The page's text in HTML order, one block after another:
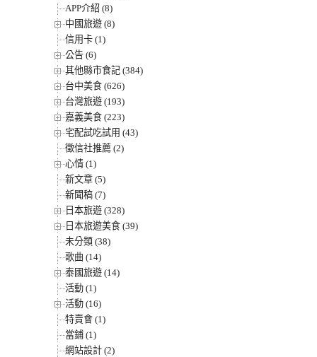
APP介紹 (8)
中國旅遊 (8)
信用卡 (1)
公告 (6)
其他縣市食記 (384)
台中美食 (626)
台灣旅遊 (193)
嘉義美食 (223)
宅配試吃試用 (43)
徵信社推薦 (2)
心情 (1)
新文章 (5)
新聞稿 (7)
日本旅遊 (328)
日本旅遊美食 (39)
未分類 (38)
歌曲 (14)
泰國旅遊 (14)
活動 (1)
活動 (16)
特賣會 (1)
當鋪 (1)
網站設計 (2)